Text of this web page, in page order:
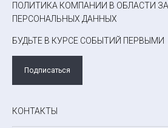
ПОЛИТИКА КОМПАНИИ В ОБЛАСТИ
ПЕРСОНАЛЬНЫХ ДАННЫХ
БУДЬТЕ В КУРСЕ СОБЫТИЙ ПЕРВЫМИ
Подписаться
КОНТАКТЫ